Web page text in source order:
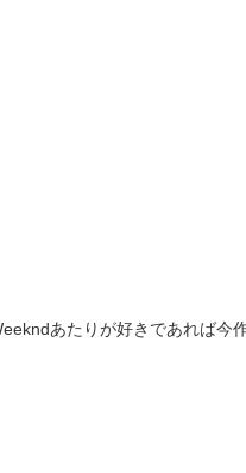
あたりが好きであれば今作